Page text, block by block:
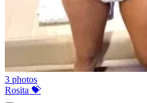
3 photos
Rosita 💝